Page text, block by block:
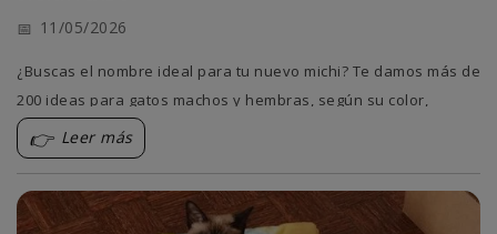
11/05/2026
¿Buscas el nombre ideal para tu nuevo michi? Te damos más de
200 ideas para gatos machos y hembras, según su color,
personalidad o inspiración favorita.
Leer más